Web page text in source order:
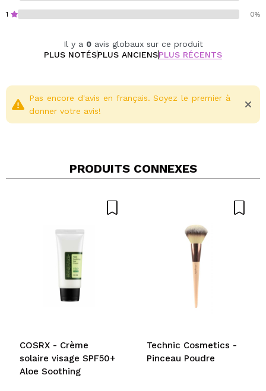
Texture légère et à absorption rapide, sans
Hydratation profonde pour une peau plus douce et
plus saine.
1 0%
Il y a 0avis globaux sur ce produit
PLUS NOTÉSPLUS ANCIENSPLUS RÉCENTS
Votre vidéo pourrait être la première. Imaginez...
Recommandez-vous cet achat? Oui
Pas encore d'avis en français. Soyez le premier à
donner votre avis!
PRODUITS CONNEXES
COSRX - Crème
solaire visage SPF50+
Aloe Soothing
Technic Cosmetics -
Pinceau Poudre